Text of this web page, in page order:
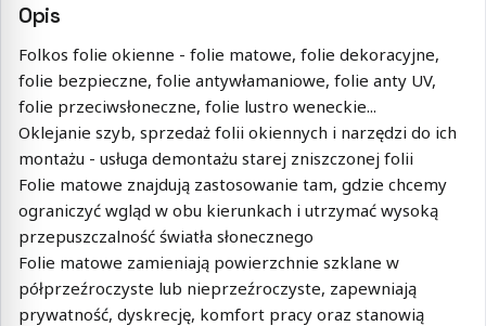
Opis
Folkos folie okienne - folie matowe, folie dekoracyjne,
folie bezpieczne, folie antywłamaniowe, folie anty UV,
folie przeciwsłoneczne, folie lustro weneckie...
Oklejanie szyb, sprzedaż folii okiennych i narzędzi do ich
montażu - usługa demontażu starej zniszczonej folii
Folie matowe znajdują zastosowanie tam, gdzie chcemy
ograniczyć wgląd w obu kierunkach i utrzymać wysoką
przepuszczalność światła słonecznego
Folie matowe zamieniają powierzchnie szklane w
półprzeźroczyste lub nieprzeźroczyste, zapewniają
prywatność, dyskrecję, komfort pracy oraz stanowią